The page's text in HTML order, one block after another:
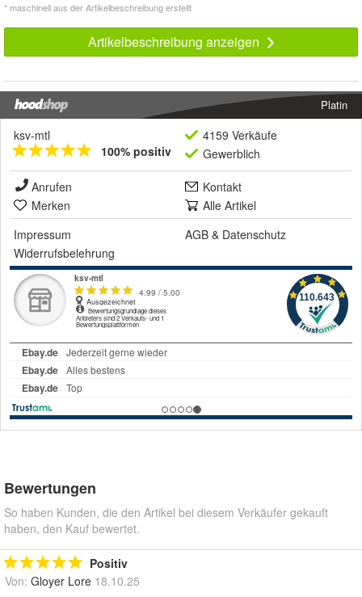
* maschinell aus der Artikelbeschreibung erstellt
Artikelbeschreibung anzeigen
Platin
ksv-mtl
100% positiv
4159 Verkäufe
Gewerblich
Anrufen
Kontakt
Merken
Alle Artikel
Impressum
AGB & Datenschutz
Widerrufsbelehrung
Bewertungen
So haben Kunden, die den Artikel bei diesem Verkäufer gekauft
haben, den Kauf bewertet.
Positiv
Von: Gloyer Lore 18.10.25